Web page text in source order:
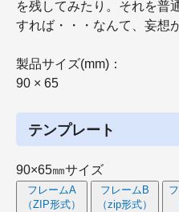
を残してみたり。それを普
すれば・・・なんて、妄想
製品サイズ(mm)：
90 × 65
テンプレート
90×65㎜サイズ
フレームA
（ZIP形式）
フレームB
（zip形式）